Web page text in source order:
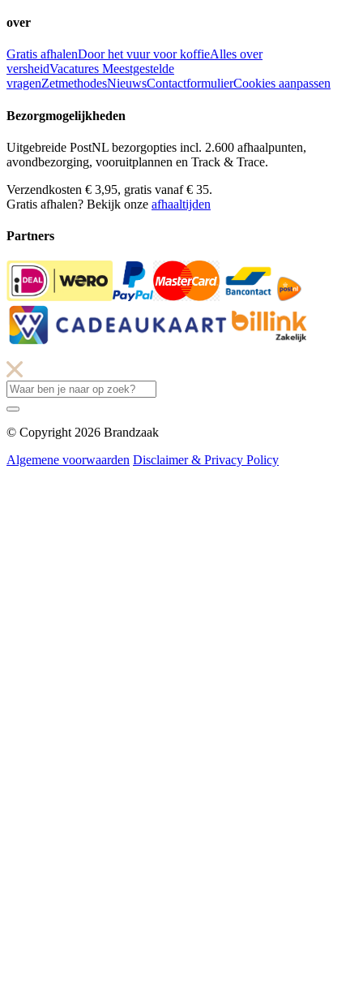
over
Gratis afhalenDoor het vuur voor koffieAlles over
versheidVacatures Meestgestelde
vragenZetmethodesNieuwsContactformulierCookies aanpassen
Bezorgmogelijkheden
Uitgebreide PostNL bezorgopties incl. 2.600 afhaalpunten,
avondbezorging, vooruitplannen en Track & Trace.
Verzendkosten € 3,95, gratis vanaf € 35.
Gratis afhalen? Bekijk onze afhaaltijden
Partners
© Copyright 2026 Brandzaak
Algemene voorwaarden Disclaimer & Privacy Policy